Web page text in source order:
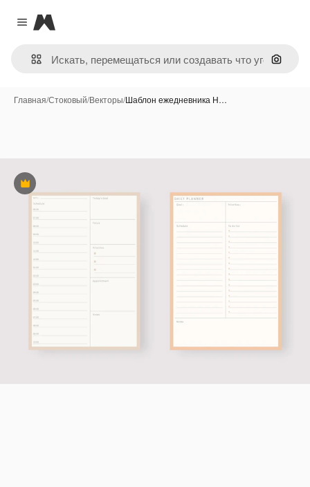
Close menu
Magnific
Поиск
Главная/Стоковый/Векторы/Шаблон ежедневника Н…
Премиум